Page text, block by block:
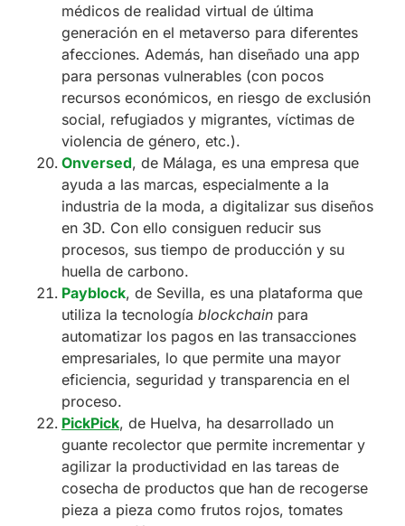
médicos de realidad virtual de última
generación en el metaverso para diferentes
afecciones. Además, han diseñado una app
para personas vulnerables (con pocos
recursos económicos, en riesgo de exclusión
social, refugiados y migrantes, víctimas de
violencia de género, etc.).
Onversed, de Málaga, es una empresa que
ayuda a las marcas, especialmente a la
industria de la moda, a digitalizar sus diseños
en 3D. Con ello consiguen reducir sus
procesos, sus tiempo de producción y su
huella de carbono.
Payblock, de Sevilla, es una plataforma que
utiliza la tecnología blockchainpara
automatizar los pagos en las transacciones
empresariales, lo que permite una mayor
eficiencia, seguridad y transparencia en el
proceso.
PickPick, de Huelva, ha desarrollado un
guante recolector que permite incrementar y
agilizar la productividad en las tareas de
cosecha de productos que han de recogerse
pieza a pieza como frutos rojos, tomates